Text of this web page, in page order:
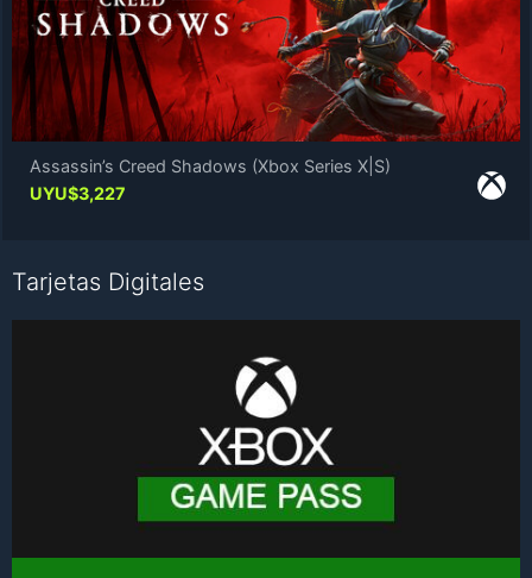
Assassin’s Creed Shadows (Xbox Series X|S)
UYU$3,227
Tarjetas Digitales